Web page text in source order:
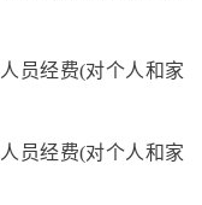
员经费(对个人和家
员经费(对个人和家